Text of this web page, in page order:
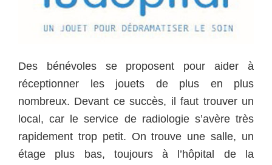
Des bénévoles se proposent pour aider à
réceptionner les jouets de plus en plus
nombreux. Devant ce succès, il faut trouver un
local, car le service de radiologie s’avère très
rapidement trop petit. On trouve une salle, un
étage plus bas, toujours à l’hôpital de la